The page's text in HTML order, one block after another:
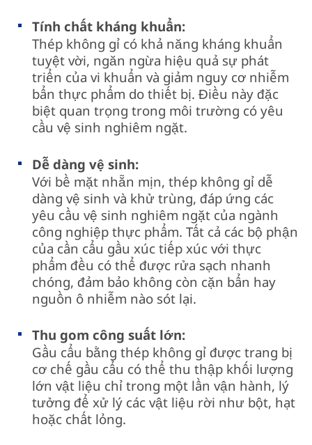
Tính chất kháng khuẩn:
Thép không gỉ có khả năng kháng khuẩn
tuyệt vời, ngăn ngừa hiệu quả sự phát
triển của vi khuẩn và giảm nguy cơ nhiễm
bẩn thực phẩm do thiết bị. Điều này đặc
biệt quan trọng trong môi trường có yêu
cầu vệ sinh nghiêm ngặt.
Dễ dàng vệ sinh:
Với bề mặt nhẵn mịn, thép không gỉ dễ
dàng vệ sinh và khử trùng, đáp ứng các
yêu cầu vệ sinh nghiêm ngặt của ngành
công nghiệp thực phẩm. Tất cả các bộ phận
của cần cẩu gầu xúc tiếp xúc với thực
phẩm đều có thể được rửa sạch nhanh
chóng, đảm bảo không còn cặn bẩn hay
nguồn ô nhiễm nào sót lại.
Thu gom công suất lớn:
Gầu cẩu bằng thép không gỉ được trang bị
cơ chế gầu cẩu có thể thu thập khối lượng
lớn vật liệu chỉ trong một lần vận hành, lý
tưởng để xử lý các vật liệu rời như bột, hạt
hoặc chất lỏng.